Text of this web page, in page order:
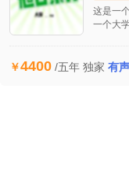
这是一
一个大
4400 /五年 独家 有